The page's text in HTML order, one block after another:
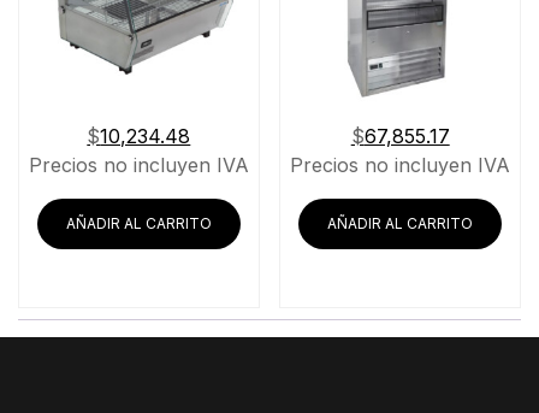
$10,234.48
Precios no incluyen IVA
AÑADIR AL CARRITO
$67,855.17
Precios no incluyen IVA
AÑADIR AL CARRITO